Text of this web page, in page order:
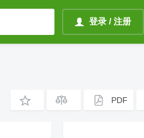
登录 / 注册
PDF